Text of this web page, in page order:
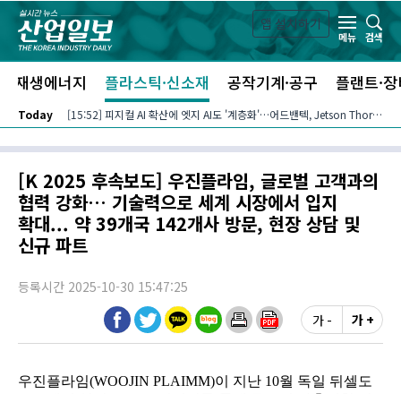
본문 바로가기
앱 설치하기
메뉴
검색
신재생에너지 플라스틱·신소재 공작기계·공구 플랜트·
Today [15:52] 피지컬 AI 확산에 엣지 AI도 '계층화'…어드밴텍, Jetson Thor 기반 플랫폼 확대
[K 2025 후속보도] 우진플라임, 글로벌 고객과의
협력 강화… 기술력으로 세계 시장에서 입지
확대... 약 39개국 142개사 방문, 현장 상담 및
신규 파트
등록시간 2025-10-30 15:47:25
가 -
가 +